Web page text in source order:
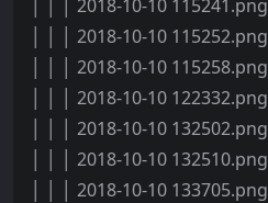
│ │ │ 2018-10-10 115241.png
│ │ │ 2018-10-10 115252.png
│ │ │ 2018-10-10 115258.png
│ │ │ 2018-10-10 122332.png
│ │ │ 2018-10-10 132502.png
│ │ │ 2018-10-10 132510.png
│ │ │ 2018-10-10 133705.png